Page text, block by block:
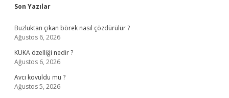
Sidebar
Son Yazılar
Buzluktan çıkan börek nasıl çözdürülür ?
Ağustos 6, 2026
KUKA özelliği nedir ?
Ağustos 6, 2026
Avcı kovuldu mu ?
Ağustos 5, 2026